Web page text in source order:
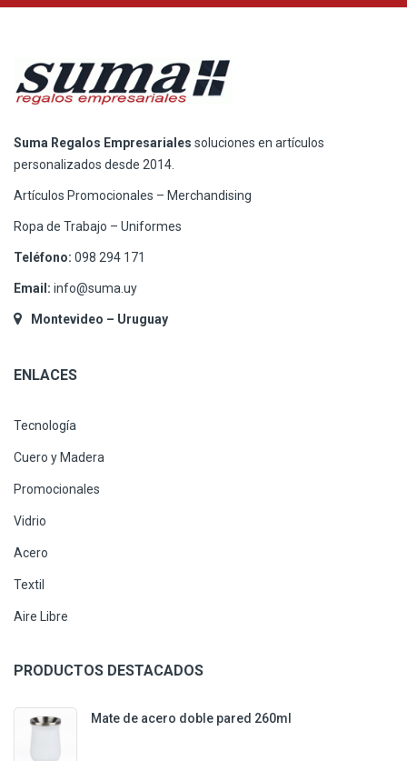
Suma Regalos Empresariales soluciones en artículos
personalizados desde 2014.
Artículos Promocionales – Merchandising
Ropa de Trabajo – Uniformes
Teléfono: 098 294 171
Email: info@suma.uy
Montevideo – Uruguay
ENLACES
Tecnología
Cuero y Madera
Promocionales
Vidrio
Acero
Textil
Aire Libre
PRODUCTOS DESTACADOS
Mate de acero doble pared 260ml